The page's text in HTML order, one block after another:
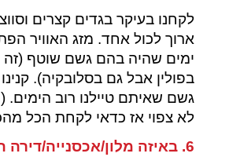
לקחנו בעיקר בגדים קצרים
ארוך לכול אחד. מזג האוויר
ימים שהיה בהם גשם שוטף (זה
בפולין אבל גם בסלובקיה).
גשם שאיתם טיילנו רוב הימים.
לא צפוי אז כדאי לקחת הכל
6. באיזה מלון/אכסנייה/